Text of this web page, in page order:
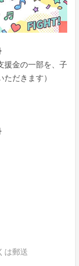
援金の一部を、子
だきます）
は郵送